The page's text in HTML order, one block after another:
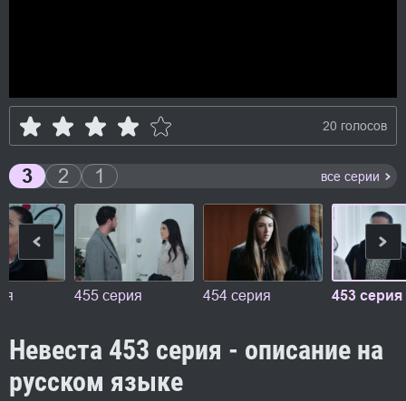
20 голосов
3 2 1 все серии
455 серия 454 серия 453 серия
Невеста 453 серия - описание на
русском языке